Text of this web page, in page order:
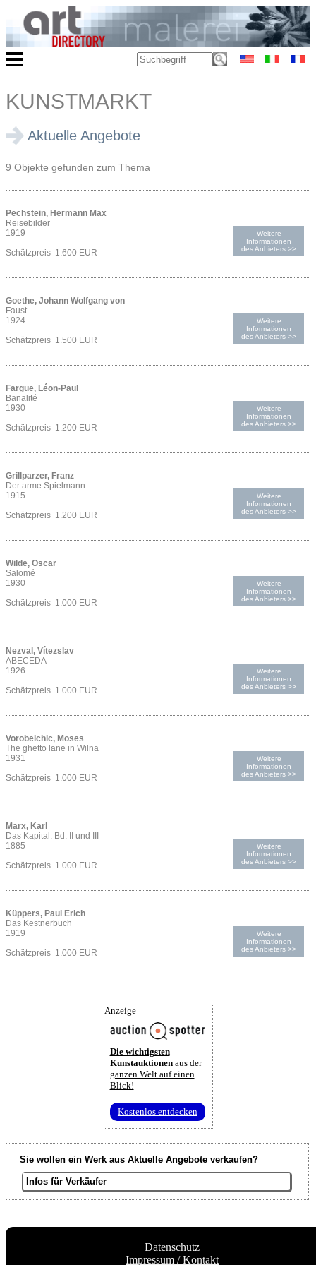
KUNSTMARKT
Aktuelle Angebote
9 Objekte gefunden zum Thema
Pechstein, Hermann Max
Reisebilder
1919
Schätzpreis 1.600 EUR
Weitere
Informationen
des Anbieters >>
Goethe, Johann Wolfgang von
Faust
1924
Schätzpreis 1.500 EUR
Weitere
Informationen
des Anbieters >>
Fargue, Léon-Paul
Banalité
1930
Schätzpreis 1.200 EUR
Weitere
Informationen
des Anbieters >>
Grillparzer, Franz
Der arme Spielmann
1915
Schätzpreis 1.200 EUR
Weitere
Informationen
des Anbieters >>
Wilde, Oscar
Salomé
1930
Schätzpreis 1.000 EUR
Weitere
Informationen
des Anbieters >>
Nezval, Vítezslav
ABECEDA
1926
Schätzpreis 1.000 EUR
Weitere
Informationen
des Anbieters >>
Vorobeichic, Moses
The ghetto lane in Wilna
1931
Schätzpreis 1.000 EUR
Weitere
Informationen
des Anbieters >>
Marx, Karl
Das Kapital. Bd. II und III
1885
Schätzpreis 1.000 EUR
Weitere
Informationen
des Anbieters >>
Küppers, Paul Erich
Das Kestnerbuch
1919
Schätzpreis 1.000 EUR
Weitere
Informationen
des Anbieters >>
Anzeige
Die wichtigsten
Kunstauktionenaus der
ganzen Welt auf einen
Blick!
Kostenlos entdecken
Sie wollen ein Werk aus Aktuelle Angebote verkaufen?
Infos für Verkäufer
Datenschutz
Impressum / Kontakt